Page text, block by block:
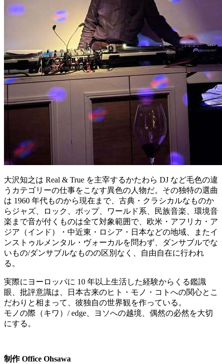
大沢知之は Real & True を主宰するかたわら DJ など毛色の違
うカテゴリーの仕事をこなす異色の人物だ。その独特の選曲
は 1960 年代ものから現在まで、古典・クラシカルなものか
らジャズ、ロック、ポップ、ワールド系、民族音楽、環境音
楽まで音が付くものは全て対象範囲で、欧米・アフリカ・ア
ジア（インド）・中近東・ロシア・日本などの地域、またイ
ンストゥルメンタル・ヴォーカルを問わず、ダンサブルでな
いもの/ダンサブルなものの区別なく、自由自在に行われ
る。
実際にヨーロッパに 10 年以上生活した経験からくる鑑識
眼、批評意識は、日本古来のヒト・モノ・コトへの関心とこ
だわりと相まって、彼独自の世界観を作っている。
モノの際（キワ）/ edge、ヨソへの越境、偶然の必然を大切
にする。
制作 Office Ohsawa